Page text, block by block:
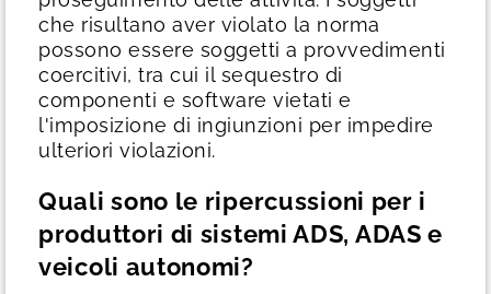
che risultano aver violato la norma
possono essere soggetti a provvedimenti
coercitivi, tra cui il sequestro di
componenti e software vietati e
l'imposizione di ingiunzioni per impedire
ulteriori violazioni.
Quali sono le ripercussioni per i
produttori di sistemi ADS, ADAS e
veicoli autonomi?